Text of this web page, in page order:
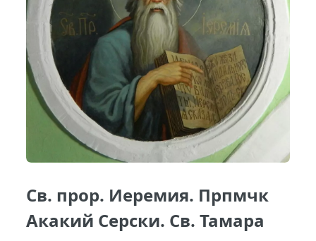
Св. прор. Иеремия. Прпмчк
Акакий Серски. Св. Тамара